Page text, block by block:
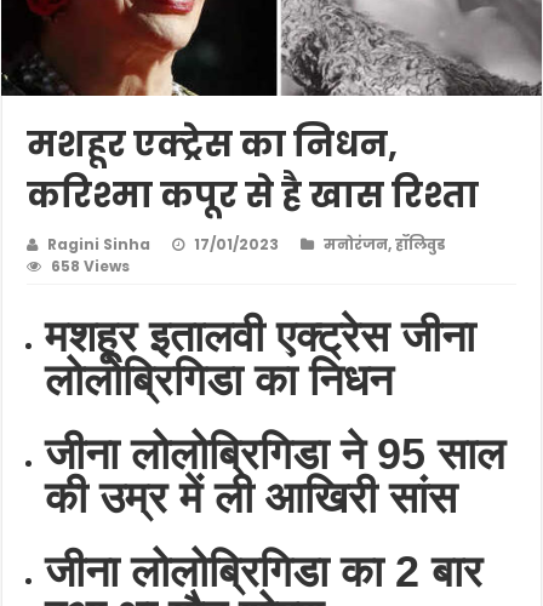
मशहूर एक्ट्रेस का निधन,
करिश्मा कपूर से है खास रिश्ता
Ragini Sinha 17/01/2023 मनोरंजन,हॉलिवुड
658 Views
मशहूर इतालवी एक्ट्रेस जीना
लोलोब्रिगिडा का निधन
जीना लोलोब्रिगिडा ने 95 साल
की उम्र में ली आखिरी सांस
जीना लोलोब्रिगिडा का 2 बार